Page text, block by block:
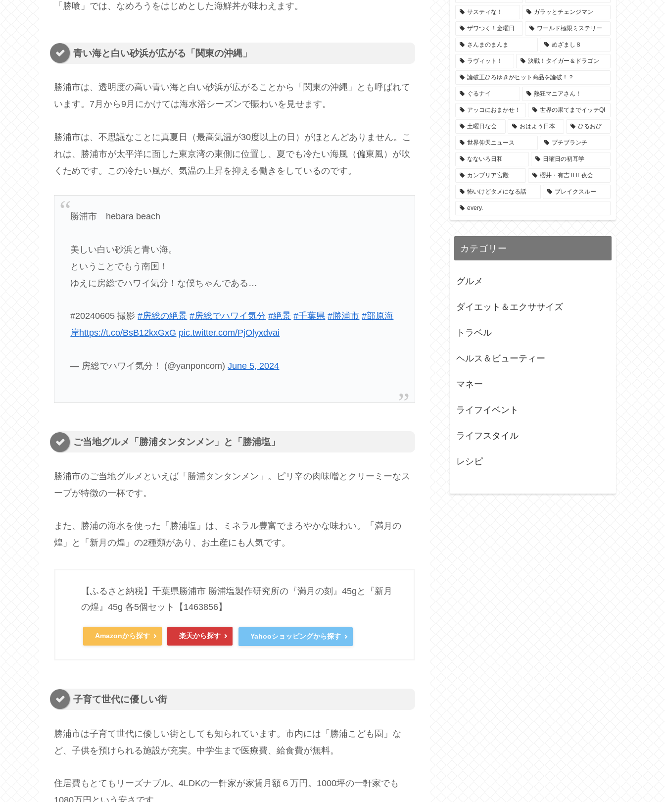
「勝喰」では、なめろうをはじめとした海鮮丼が味わえます。
青い海と白い砂浜が広がる「関東の沖縄」
勝浦市は、透明度の高い青い海と白い砂浜が広がることから「関東の沖縄」とも呼ばれて
います。7月から9月にかけては海水浴シーズンで賑わいを見せます。
勝浦市は、不思議なことに真夏日（最高気温が30度以上の日）がほとんどありません。こ
れは、勝浦市が太平洋に面した東京湾の東側に位置し、夏でも冷たい海風（偏東風）が吹
くためです。この冷たい風が、気温の上昇を抑える働きをしているのです。
勝浦市 hebara beach
美しい白い砂浜と青い海。
ということでもう南国！
ゆえに房総でハワイ気分！な僕ちゃんである…
#20240605 撮影#房総の絶景 #房総でハワイ気分 #絶景 #千葉県 #勝浦市 #部原海
岸https://t.co/BsB12kxGxG pic.twitter.com/PjOlyxdvai
— 房総でハワイ気分！ (@yanponcom)June 5, 2024
ご当地グルメ「勝浦タンタンメン」と「勝浦塩」
勝浦市のご当地グルメといえば「勝浦タンタンメン」。ピリ辛の肉味噌とクリーミーなス
ープが特徴の一杯です。
また、勝浦の海水を使った「勝浦塩」は、ミネラル豊富でまろやかな味わい。「満月の
煌」と「新月の煌」の2種類があり、お土産にも人気です。
【ふるさと納税】千葉県勝浦市 勝浦塩製作研究所の『満月の刻』45gと『新月
の煌』45g 各5個セット【1463856】
Amazonから探す 楽天から探す Yahooショッピングから探す
子育て世代に優しい街
勝浦市は子育て世代に優しい街としても知られています。市内には「勝浦こども園」な
ど、子供を預けられる施設が充実。中学生まで医療費、給食費が無料。
住居費もとてもリーズナブル。4LDKの一軒家が家賃月額６万円。1000坪の一軒家でも
サスティな！ ガラッとチェンジマン
ザワつく！金曜日 ワールド極限ミステリー
さんまのまんま めざまし８
ラヴィット！ 決戦！タイガー＆ドラゴン
論破王ひろゆきがヒット商品を論破！？
ぐるナイ 熱狂マニアさん！
アッコにおまかせ！ 世界の果てまでイッテQ!
土曜日な会 おはよう日本 ひるおび
世界仰天ニュース プチブランチ
なないろ日和 日曜日の初耳学
カンブリア宮殿 櫻井・有吉THE夜会
怖いけどタメになる話 ブレイクスルー
every.
カテゴリー
グルメ
ダイエット＆エクササイズ
トラベル
ヘルス＆ビューティー
マネー
ライフイベント
ライフスタイル
レシピ